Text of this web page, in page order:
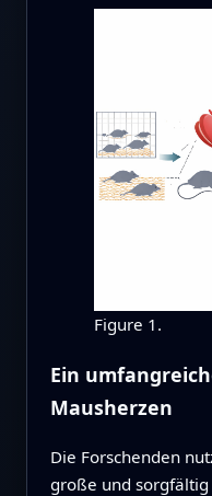
Figure 1.
Ein
Mausherzen
Die Forschenden
große und